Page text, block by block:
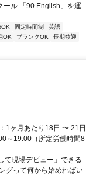
ール 「90 English」を運
OK 固定時間制
英語
OK ブランクOK
長期歓迎
1ヶ月あたり18日 〜 21日
～19:00（所定労働時間8
て現場デビュー」できる
グって何から始めればい